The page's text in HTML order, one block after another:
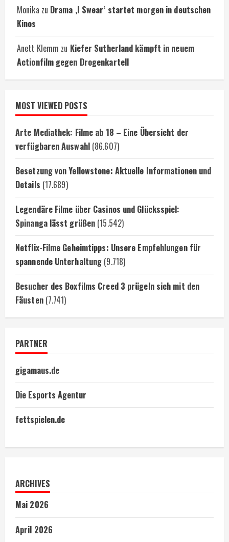
Monika zu Drama ‚I Swear‘ startet morgen in deutschen
Kinos
Anett Klemm zu Kiefer Sutherland kämpft in neuem
Actionfilm gegen Drogenkartell
MOST VIEWED POSTS
Arte Mediathek: Filme ab 18 – Eine Übersicht der
verfügbaren Auswahl (86.607)
Besetzung von Yellowstone: Aktuelle Informationen und
Details (17.689)
Legendäre Filme über Casinos und Glücksspiel:
Spinanga lässt grüßen (15.542)
Netflix-Filme Geheimtipps: Unsere Empfehlungen für
spannende Unterhaltung (9.718)
Besucher des Boxfilms Creed 3 prügeln sich mit den
Fäusten (7.741)
PARTNER
gigamaus.de
Die Esports Agentur
fettspielen.de
ARCHIVES
Mai 2026
April 2026